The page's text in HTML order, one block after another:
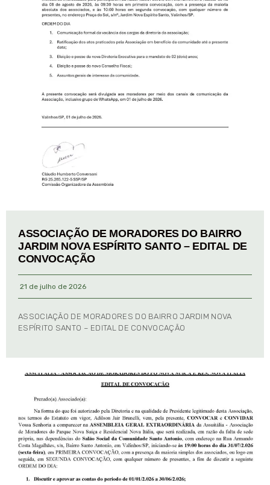
ASSOCIAÇÃO DE MORADORES DO BAIRRO
JARDIM NOVA ESPÍRITO SANTO – EDITAL DE
CONVOCAÇÃO
21 de julho de 2026
ASSOCIAÇÃO DE MORADORES DO BAIRRO JARDIM NOVA
ESPÍRITO SANTO – EDITAL DE CONVOCAÇÃO